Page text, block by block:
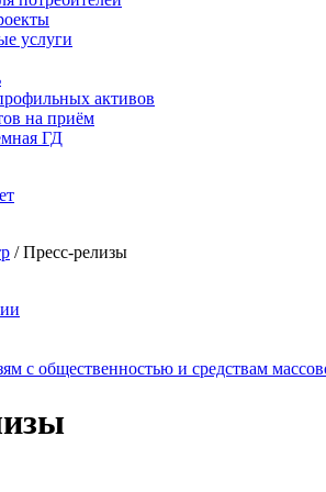
услуги
активов
на приём
ГД
/ Пресс-релизы
с общественностью и средствам